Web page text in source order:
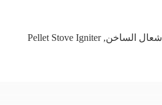
,
Pellet Stove Igniter